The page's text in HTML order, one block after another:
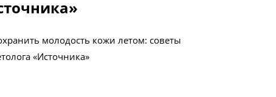
молодость кожи летом: советы
«Источника»